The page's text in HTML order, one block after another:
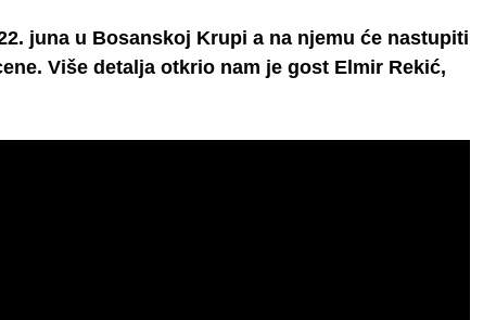
juna u Bosanskoj Krupi a na njemu će nastupiti
Više detalja otkrio nam je gost Elmir Rekić,